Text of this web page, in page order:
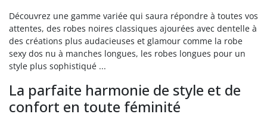
Découvrez une gamme variée qui saura répondre à toutes vos
attentes, des robes noires classiques ajourées avec dentelle à
des créations plus audacieuses et glamour comme la robe
sexy dos nu à manches longues, les robes longues pour un
style plus sophistiqué ...
La parfaite harmonie de style et de
confort en toute féminité